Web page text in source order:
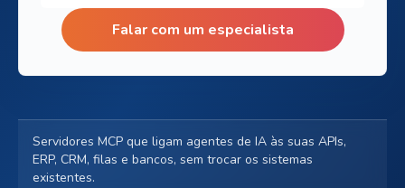
Falar com um especialista
Servidores MCP que ligam agentes de IA às suas APIs,
ERP, CRM, filas e bancos, sem trocar os sistemas
existentes.